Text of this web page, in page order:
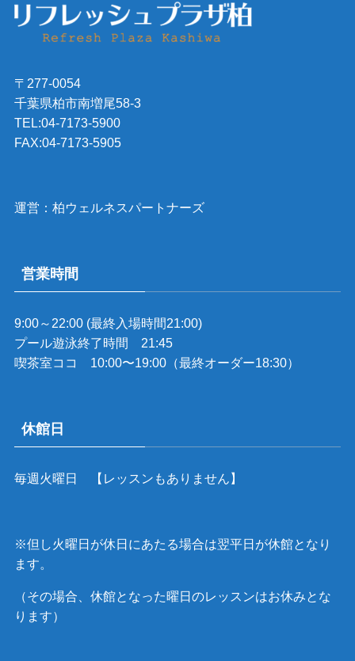
〒277-0054
千葉県柏市南増尾58-3
TEL:04-7173-5900
FAX:04-7173-5905
運営：柏ウェルネスパートナーズ
営業時間
9:00～22:00 (最終入場時間21:00)
プール遊泳終了時間 21:45
喫茶室ココ 10:00〜19:00（最終オーダー18:30）
休館日
毎週火曜日 【レッスンもありません】
※但し火曜日が休日にあたる場合は翌平日が休館となり
ます。
（その場合、休館となった曜日のレッスンはお休みとな
ります）